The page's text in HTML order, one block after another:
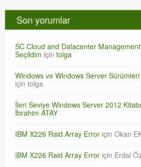
Son yorumlar
SC Cloud and Datacenter Management
Seçildimiçintolga
Windows ve Windows Server
içintolga
İleri Seviye Windows Server 2012
İbrahim ATAY
IBM X226 Raid Array Error için Okan
IBM X226 Raid Array Error için Erdal